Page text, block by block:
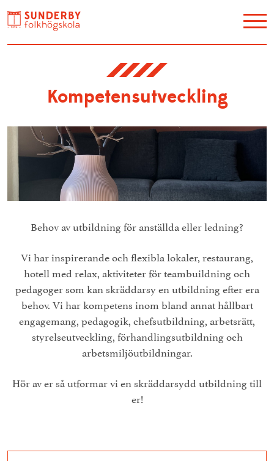
Restaurang Akvarellen
Konferens
Galleri Y
Kontakt / Hitta hit
Konstskolan
Om oss
Personuppgiftspolicy
Projekt
Pressrum
Studieinformation
Resurscentrum
Träning och aktiviteter
Visselblåsarfunktion
Kompetensutveckling
Behov av utbildning för anställda eller ledning?
Vi har inspirerande och flexibla lokaler, restaurang,
hotell med relax, aktiviteter för teambuildning och
pedagoger som kan skräddarsy en utbildning efter era
behov. Vi har kompetens inom bland annat hållbart
engagemang, pedagogik, chefsutbildning, arbetsrätt,
styrelseutveckling, förhandlingsutbildning och
arbetsmiljöutbildningar.
Hör av er så utformar vi en skräddarsydd utbildning till
er!